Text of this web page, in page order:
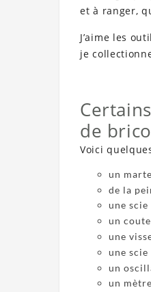
et à ranger,
J’aime les
je
de
Voici
un
de la
une scie
un
une
une scie
un
un